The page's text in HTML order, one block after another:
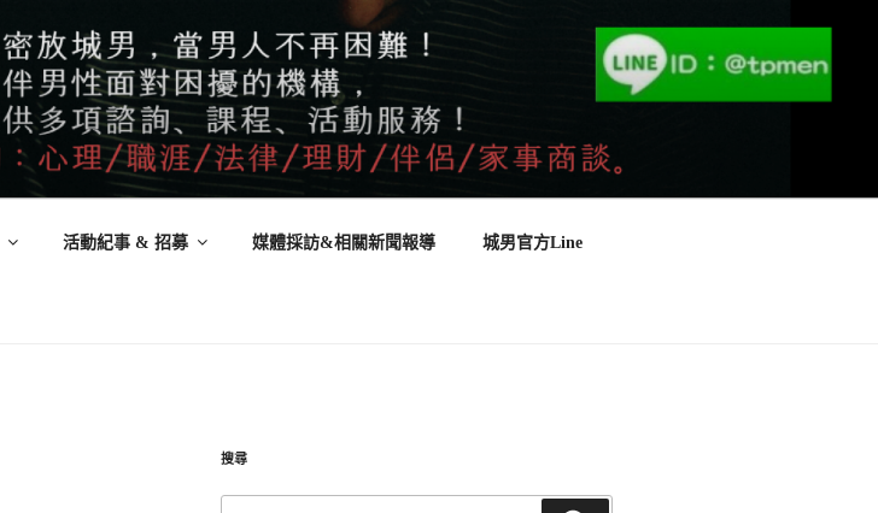
活動紀事 & 招募 媒體採訪&相關新聞報導 城男官方Line
搜尋